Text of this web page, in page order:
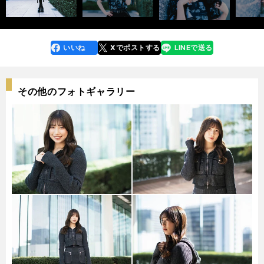
faceboo
k
いいね Xでポストする
line LINEで送る
その他のフォトギャラリー